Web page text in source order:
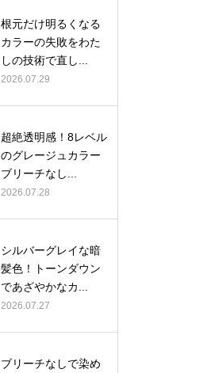
根元だけ明るくなる
カラーの失敗をわた
しの技術で直し...
2026.07.29
超絶透明感！8レベル
のグレージュカラー
ブリーチなし...
2026.07.28
シルバーグレイな暗
髪色！トーンダウン
であざやかなカ...
2026.07.27
ブリーチなしで染め